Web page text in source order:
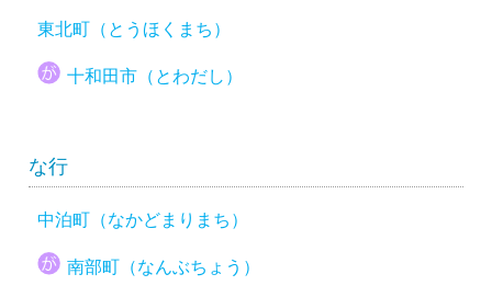
東北町（とうほくまち）
十和田市（とわだし）
な行
中泊町（なかどまりまち）
南部町（なんぶちょう）